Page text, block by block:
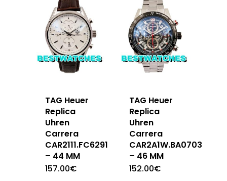
TAG Heuer
Replica
Uhren
Carrera
CAR2111.FC6291
– 44 MM
157.00€
TAG Heuer
Replica
Uhren
Carrera
CAR2A1W.BA0703
– 46 MM
152.00€